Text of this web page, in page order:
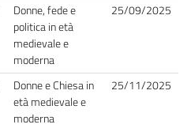
Donne, fede e
politica in età
medievale e
moderna
25/09/2025
Donne e Chiesa in
età medievale e
moderna
25/11/2025